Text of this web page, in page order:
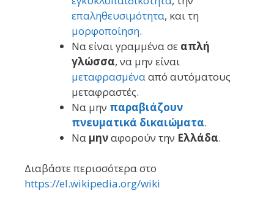
επαληθευσιμότητα, και τη
μορφοποίηση.
Να είναι γραμμένα σε απλή
γλώσσα, να μην είναι
μεταφρασμένααπό αυτόματους
μεταφραστές.
Να μην παραβιάζουν
πνευματικά δικαιώματα.
Να μηναφορούν την Ελλάδα.
Διαβάστε περισσότερα στο
https://el.wikipedia.org/wiki